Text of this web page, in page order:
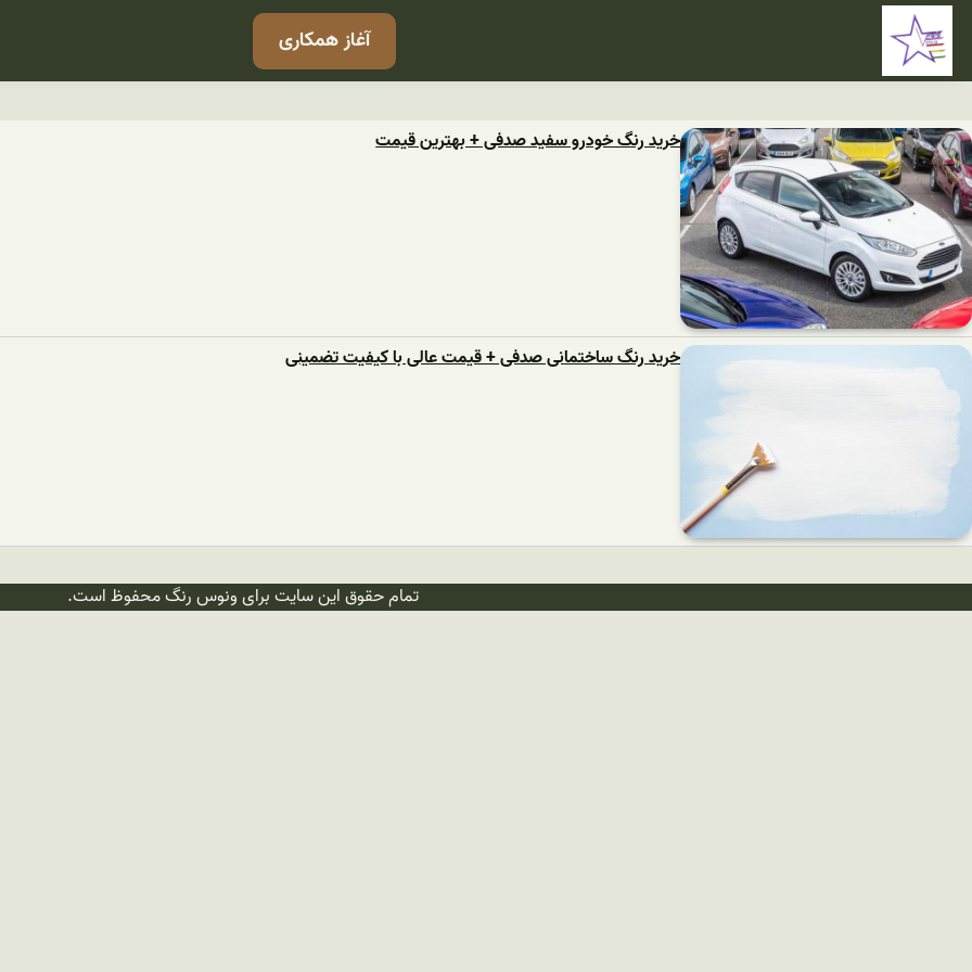
آغاز همکاری
خرید رنگ خودرو سفید صدفی + بهترین قیمت
خرید رنگ ساختمانی صدفی + قیمت عالی با کیفیت تضمینی
تمام حقوق این سایت برای ونوس رنگ محفوظ است.